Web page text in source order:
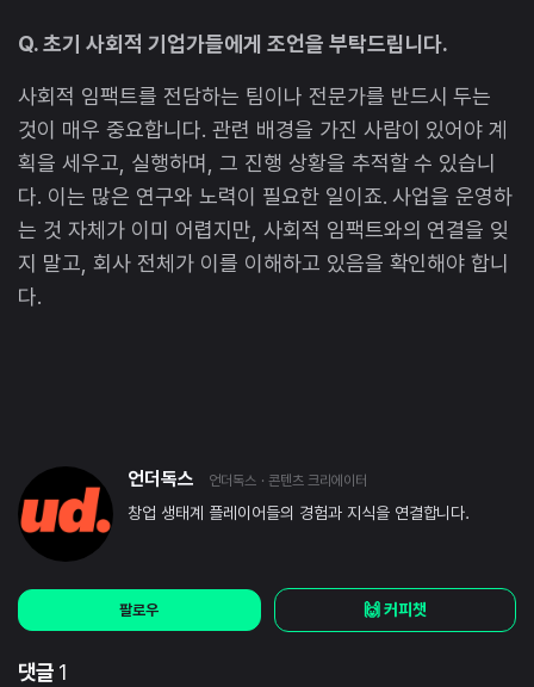
Q. 초기 사회적 기업가들에게 조언을 부탁드립니다.
사회적 임팩트를 전담하는 팀이나 전문가를 반드시 두는
것이 매우 중요합니다. 관련 배경을 가진 사람이 있어야 계
획을 세우고, 실행하며, 그 진행 상황을 추적할 수 있습니
다. 이는 많은 연구와 노력이 필요한 일이죠. 사업을 운영하
는 것 자체가 이미 어렵지만, 사회적 임팩트와의 연결을 잊
지 말고, 회사 전체가 이를 이해하고 있음을 확인해야 합니
다.
언더독스 언더독스 · 콘텐츠 크리에이터
창업 생태계 플레이어들의 경험과 지식을 연결합니다.
팔로우 🙌 커피챗
댓글 1